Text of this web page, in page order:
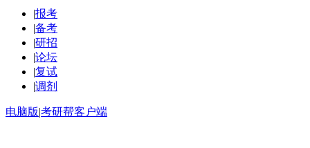
|报考
|备考
|研招
|论坛
|复试
|调剂
电脑版|考研帮客户端